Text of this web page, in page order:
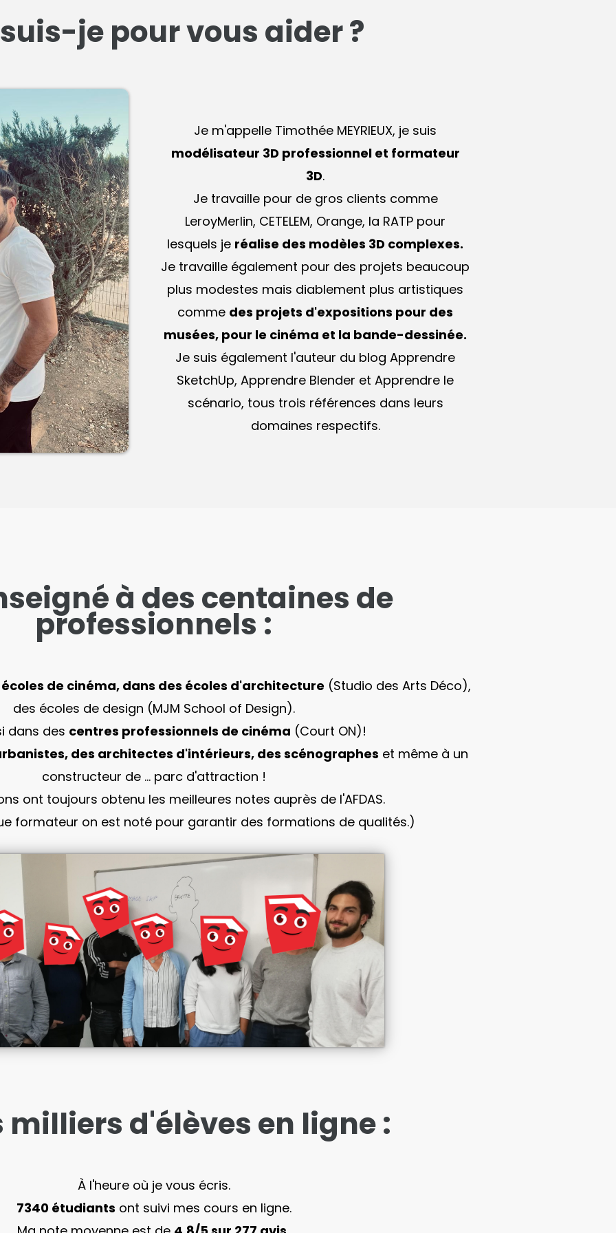
je pour vous aider ?
Je m'appelle Timothée MEYRIEUX, je suis
modélisateur 3D professionnel et formateur
3D.
Je travaille pour de gros clients comme
LeroyMerlin, CETELEM, Orange, la RATP pour
lesquels je réalise des modèles 3D complexes.
Je travaille également pour des projets beaucoup
plus modestes mais diablement plus artistiques
comme des projets d'expositions pour des
musées, pour le cinéma et la bande-dessinée.
Je suis également l'auteur du blogApprendre
SketchUp, Apprendre Blender et Apprendre le
scénario, tous trois références dans leurs
domaines respectifs.
à des centaines de
professionnels :
écoles de cinéma, dans des écoles d'architecture (Studio des Arts Déco),
des écoles de design (MJM School of Design).
dans des centres professionnels de cinéma (Court ON)!
des architectes d'intérieurs, des scénographes et même à un
constructeur de ... parc d'attraction !
ont toujours obtenu les meilleures notes auprès de l'AFDAS.
formateur on est noté pour garantir des formations de qualités.)
milliers d'élèves en ligne :
À l'heure où je vous écris.
7340 étudiants ont suivi mes cours en ligne.